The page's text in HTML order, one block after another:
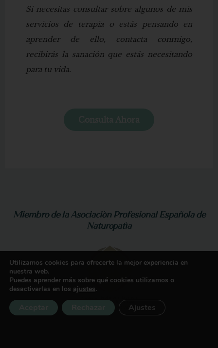
Si necesitas consultar sobre algunos de mis
servicios de terapia o estás pensando en
aprender de ello, contacta conmigo,
recibirás la sanación que estás necesitando
para tu vida.
Miembro de la Asociación Profesional Española de
Naturopatía
Utilizamos cookies para ofrecerte la mejor experiencia en
nuestra web.
Puedes aprender más sobre qué cookies utilizamos o
desactivarlas en los ajustes.
Ajustes